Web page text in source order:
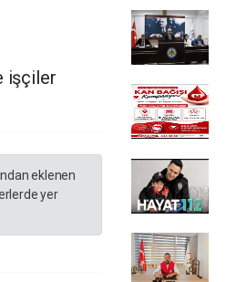
işçiler
eklenen
yer